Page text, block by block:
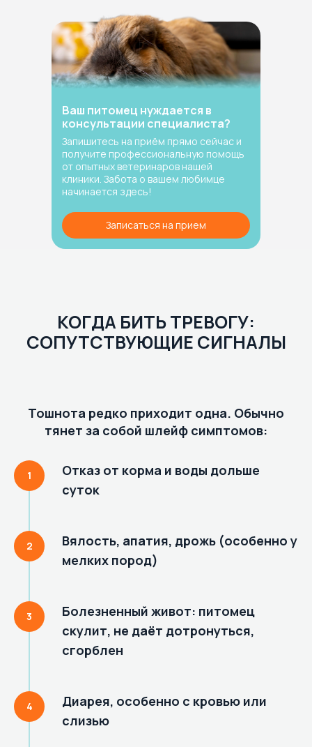
Ваш питомец нуждается в
консультации специалиста?
Запишитесь на приём прямо сейчас и
получите профессиональную помощь
от опытных ветеринаров нашей
клиники. Забота о вашем любимце
начинается здесь!
Записаться на прием
КОГДА БИТЬ ТРЕВОГУ:
СОПУТСТВУЮЩИЕ СИГНАЛЫ
Тошнота редко приходит одна. Обычно
тянет за собой шлейф симптомов:
Отказ от корма и воды дольше
суток
Вялость, апатия, дрожь (особенно у
мелких пород)
Болезненный живот: питомец
скулит, не даёт дотронуться,
сгорблен
Диарея, особенно с кровью или
слизью